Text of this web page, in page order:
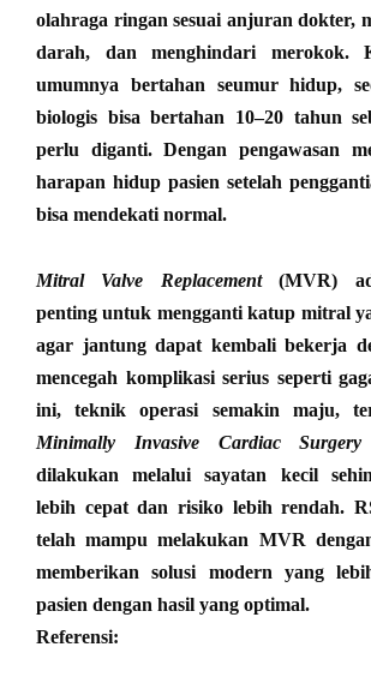
olahraga ringan sesuai anjuran dokter,
darah, dan menghindari merokok.
umumnya bertahan seumur hidup,
biologis bisa bertahan 10–20 tahun
perlu diganti. Dengan pengawasan
harapan hidup pasien setelah
bisa mendekati normal.
Mitral Valve Replacement(MVR)
penting untuk mengganti katup mitral
agar jantung dapat kembali bekerja
mencegah komplikasi serius seperti
ini, teknik operasi semakin maju,
Minimally Invasive Cardiac Surgery
dilakukan melalui sayatan kecil
lebih cepat dan risiko lebih rendah.
telah mampu melakukan MVR
memberikan solusi modern yang
pasien dengan hasil yang optimal.
Referensi: